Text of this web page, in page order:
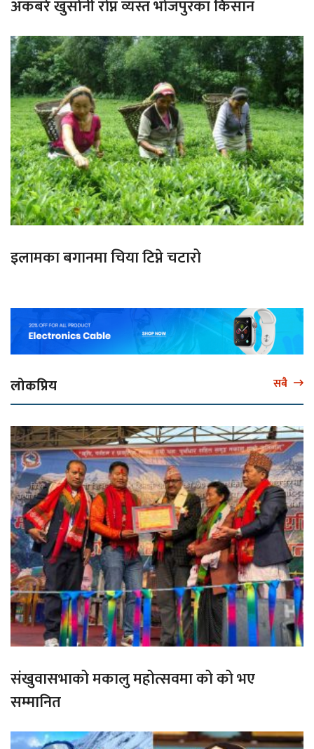
अकबरे खुर्सानी रोप्न व्यस्त भोजपुरका किसान
इलामका बगानमा चिया टिप्ने चटारो
लोकप्रिय सबै
संखुवासभाको मकालु महोत्सवमा को को भए
सम्मानित